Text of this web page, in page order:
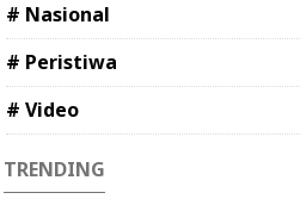
# Nasional
# Peristiwa
# Video
TRENDING